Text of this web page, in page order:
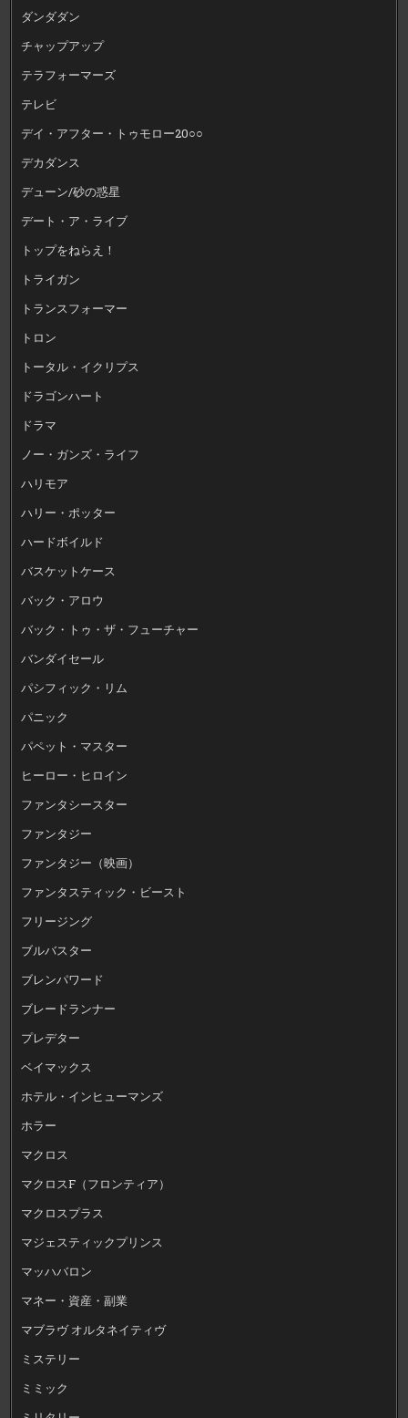
ダンダダン
チャップアップ
テラフォーマーズ
テレビ
デイ・アフター・トゥモロー20○○
デカダンス
デューン/砂の惑星
デート・ア・ライブ
トップをねらえ！
トライガン
トランスフォーマー
トロン
トータル・イクリプス
ドラゴンハート
ドラマ
ノー・ガンズ・ライフ
ハリモア
ハリー・ポッター
ハードボイルド
バスケットケース
バック・アロウ
バック・トゥ・ザ・フューチャー
バンダイセール
パシフィック・リム
パニック
パペット・マスター
ヒーロー・ヒロイン
ファンタシースター
ファンタジー
ファンタジー（映画）
ファンタスティック・ビースト
フリージング
ブルバスター
ブレンパワード
ブレードランナー
プレデター
ベイマックス
ホテル・インヒューマンズ
ホラー
マクロス
マクロスF（フロンティア）
マクロスプラス
マジェスティックプリンス
マッハバロン
マネー・資産・副業
マブラヴ オルタネイティヴ
ミステリー
ミミック